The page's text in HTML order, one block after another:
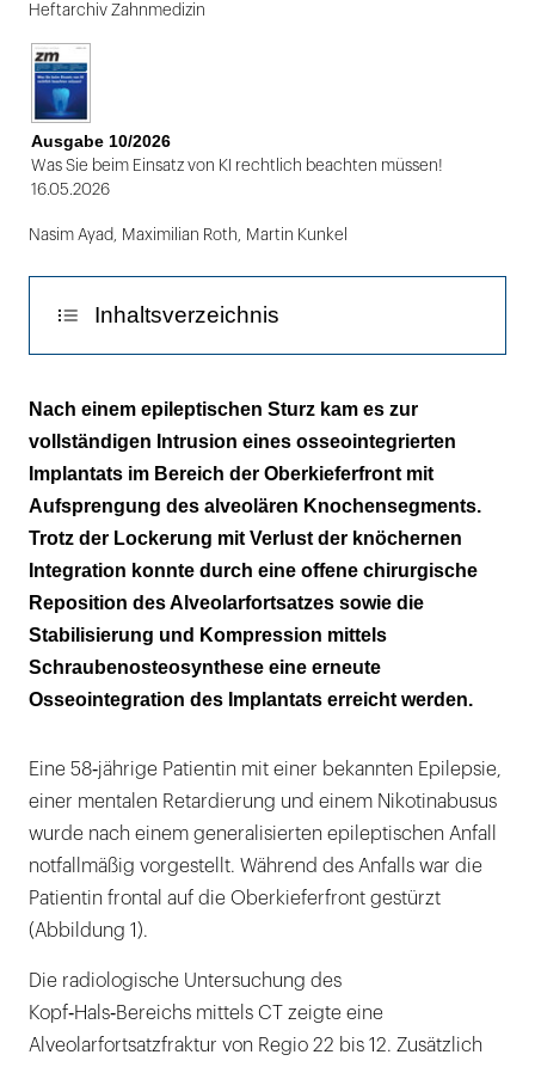
Heftarchiv Zahnmedizin
Ausgabe 10/2026
Was Sie beim Einsatz von KI rechtlich beachten müssen!
16.05.2026
Nasim Ayad Maximilian Roth Martin Kunkel
Inhaltsverzeichnis
Diskussion
Schlussfolgerung
Nach einem epileptischen Sturz kam es zur
vollständigen Intrusion eines osseointegrierten
Implantats im Bereich der Oberkieferfront mit
Aufsprengung des alveolären Knochensegments.
Trotz der Lockerung mit Verlust der knöchernen
Integration konnte durch eine offene chirurgische
Reposition des Alveolarfortsatzes sowie die
Stabilisierung und Kompression mittels
Schraubenosteosynthese eine erneute
Osseointegration des Implantats erreicht werden.
Eine 58‑jährige Patientin mit einer bekannten Epilepsie,
einer mentalen Retardierung und einem Nikotinabusus
wurde nach einem generalisierten epileptischen Anfall
notfallmäßig vorgestellt. Während des Anfalls war die
Patientin frontal auf die Oberkieferfront gestürzt
(Abbildung 1).
Die radiologische Untersuchung des
Kopf‑Hals‑Bereichs mittels CT zeigte eine
Alveolarfortsatzfraktur von Regio 22 bis 12. Zusätzlich